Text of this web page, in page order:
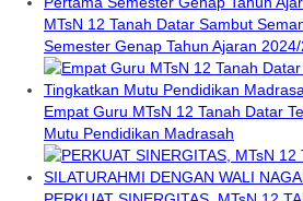
MTsN 12 Tanah Datar Sambut
Semester Genap Tahun Ajaran
Empat Guru MTsN 12 Tanah Datar
Mutu Pendidikan Madrasah